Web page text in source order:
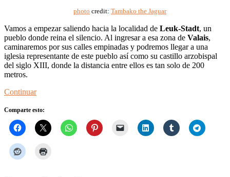
photo credit: Tambako the Jaguar
Vamos a empezar saliendo hacia la localidad de Leuk-Stadt, un
pueblo donde reina el silencio. Al ingresar a esa zona de Valais,
caminaremos por sus calles empinadas y podremos llegar a una
iglesia representante de este pueblo así como su castillo arzobispal
del siglo XIII, donde la distancia entre ellos es tan solo de 200
metros.
Continuar
Comparte esto: